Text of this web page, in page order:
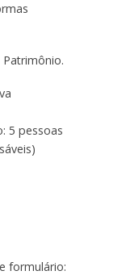
5 pessoas
formulário: